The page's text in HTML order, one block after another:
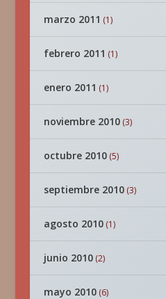
marzo 2011 (1)
febrero 2011 (1)
enero 2011 (1)
noviembre 2010(3)
octubre 2010(5)
septiembre 2010(3)
agosto 2010(1)
junio 2010(2)
mayo 2010(6)